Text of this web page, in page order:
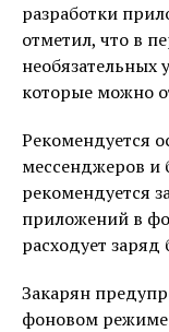
разработки
отметил, что в
которые можно
Рекомендуется
мессенджеров и
рекомендуется
приложений в
расходует заряд
Закарян
фоновом